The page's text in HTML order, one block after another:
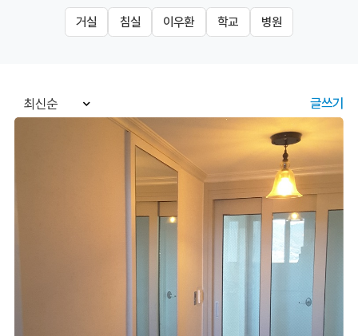
거실 침실 이우환 학교 병원
최신순 글쓰기